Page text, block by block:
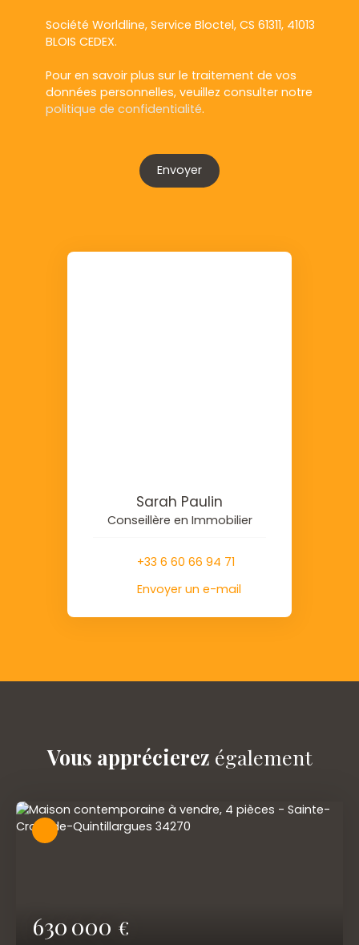
Société Worldline, Service Bloctel, CS 61311, 41013
BLOIS CEDEX.
Pour en savoir plus sur le traitement de vos
données personnelles, veuillez consulter notre
politique de confidentialité.
Envoyer
Sarah Paulin
Conseillère en Immobilier
+33 6 60 66 94 71
Envoyer un e-mail
Vous apprécierez également
630 000 €